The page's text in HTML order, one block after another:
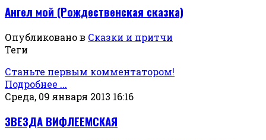
Ангел мой (Рождественская сказка)
Опубликовано в Сказки и притчи
Теги
Станьте первым комментатором!
Подробнее ...
Среда, 09 января 2013 16:16
ЗВЕЗДА ВИФЛЕЕМСКАЯ